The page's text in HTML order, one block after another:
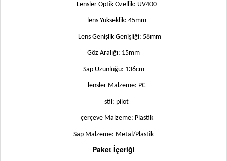
Lensler Optik Özellik: UV400
lens Yükseklik: 45mm
Lens Genişlik Genişliği: 58mm
Göz Aralığı: 15mm
Sap Uzunluğu: 136cm
lensler Malzeme: PC
stil: pilot
çerçeve Malzeme: Plastik
Sap Malzeme: Metal/Plastik
Paket İçeriği